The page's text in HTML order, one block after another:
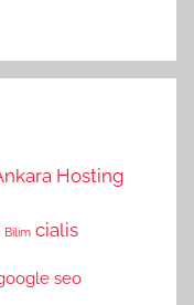
Hosting
Bilim cialis
seo